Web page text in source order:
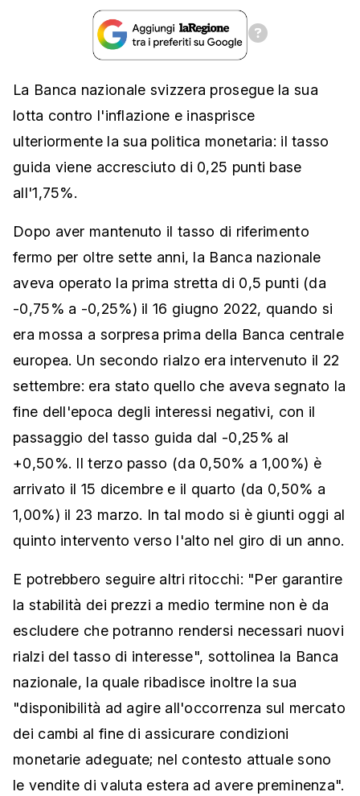
La Banca nazionale svizzera prosegue la sua
lotta contro l'inflazione e inasprisce
ulteriormente la sua politica monetaria: il tasso
guida viene accresciuto di 0,25 punti base
all'1,75%.
Dopo aver mantenuto il tasso di riferimento
fermo per oltre sette anni, la Banca nazionale
aveva operato la prima stretta di 0,5 punti (da
-0,75% a -0,25%) il 16 giugno 2022, quando si
era mossa a sorpresa prima della Banca centrale
europea. Un secondo rialzo era intervenuto il 22
settembre: era stato quello che aveva segnato la
fine dell'epoca degli interessi negativi, con il
passaggio del tasso guida dal -0,25% al
+0,50%. Il terzo passo (da 0,50% a 1,00%) è
arrivato il 15 dicembre e il quarto (da 0,50% a
1,00%) il 23 marzo. In tal modo si è giunti oggi al
quinto intervento verso l'alto nel giro di un anno.
E potrebbero seguire altri ritocchi: "Per garantire
la stabilità dei prezzi a medio termine non è da
escludere che potranno rendersi necessari nuovi
rialzi del tasso di interesse", sottolinea la Banca
nazionale, la quale ribadisce inoltre la sua
"disponibilità ad agire all'occorrenza sul mercato
dei cambi al fine di assicurare condizioni
monetarie adeguate; nel contesto attuale sono
le vendite di valuta estera ad avere preminenza".